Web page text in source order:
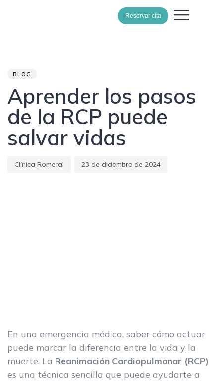
Reservar cita
BLOG
Aprender los pasos
de la RCP puede
salvar vidas
Clínica Romeral 23 de diciembre de 2024
En una emergencia médica, saber cómo actuar
puede marcar la diferencia entre la vida y la
muerte. La Reanimación Cardiopulmonar (RCP)
es una técnica sencilla que puede ayudarte a